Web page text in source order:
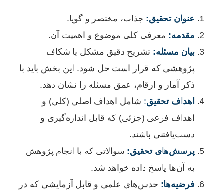
عنوان تحقیق: جذاب، مختصر و گویا.
مقدمه: معرفی کلی موضوع و اهمیت آن.
بیان مسئله: تشریح دقیق مشکل یا شکاف
پژوهشی که قرار است حل شود. این بخش باید با
ذکر آمار و ارقام، عمق مسئله را نشان دهد.
اهداف تحقیق: شامل اهداف اصلی (کلی) و
اهداف فرعی (جزئی) که قابل اندازه‌گیری و
دست‌یافتنی باشند.
پرسش‌های تحقیق: سوالاتی که با انجام پژوهش
به آن‌ها پاسخ داده خواهد شد.
فرضیه‌ها: حدس‌های علمی و قابل آزمایشی که در